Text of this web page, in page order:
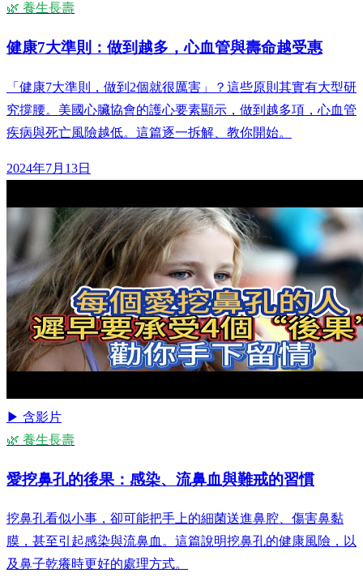
🌿 養生長壽
健康7大準則：做到越多，心血管與壽命越受惠
「健康7大準則，做到2個就很厲害」？這些原則其實有大型研
究撐腰。美國心臟協會的護心要素顯示，做到越多項，心血管
疾病與死亡風險越低。這篇逐一拆解、教你開始。
2024年7月13日
▶ 含影片
🌿 養生長壽
愛挖鼻孔的後果：感染、流鼻血與難戒的習慣
挖鼻孔看似小事，卻可能把手上的細菌送進鼻腔、傷害鼻黏
膜，甚至引起感染與流鼻血。這篇說明挖鼻孔的健康風險，以
及鼻子乾癢時更好的處理方式。